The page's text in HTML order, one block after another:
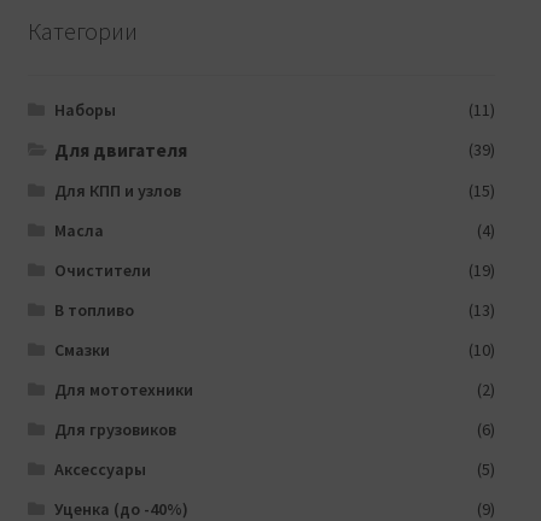
Категории
Наборы (11)
Для двигателя
(39)
Для КПП и узлов
(15)
Масла
(4)
Очистители
(19)
В топливо
(13)
Смазки
(10)
Для мототехники
(2)
Для грузовиков
(6)
Аксессуары
(5)
Уценка (до -40%)
(9)